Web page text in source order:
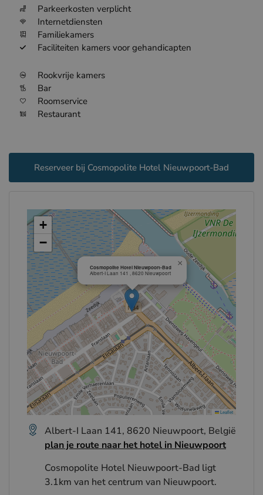
Parkeerkosten verplicht
Internetdiensten
Familiekamers
Faciliteiten kamers voor gehandicapten
Rookvrije kamers
Bar
Roomservice
Restaurant
Reserveer bij Cosmopolite Hotel Nieuwpoort-Bad
Cosmopolite Hotel Nieuwpoort-Bad
Albert-I Laan 141 , 8620 Nieuwpoort
×
+
−
Leaflet
Albert-I Laan 141, 8620 Nieuwpoort, België
plan je route naar het hotel in Nieuwpoort
Cosmopolite Hotel Nieuwpoort-Bad ligt
3.1km van het centrum van Nieuwpoort.